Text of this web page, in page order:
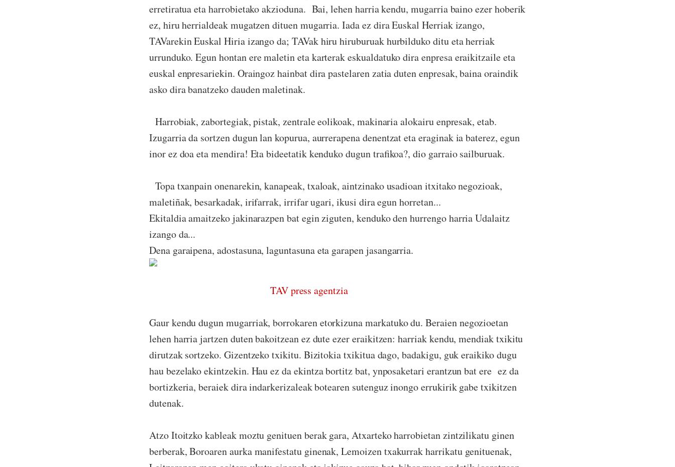
erretiratua eta harrobietako akzioduna. Bai, lehen harria kendu, mugarria baino ezer hoberik
ez, hiru herrialdeak mugatzen dituen mugarria. Iada ez dira Euskal Herriak izango,
TAVarekin Euskal Hiria izango da; TAVak hiru hiruburuak hurbilduko ditu eta herriak
urrunduko. Egun hontan ere maletin eta karterak eskualdatuko dira enpresa eraikitzaile eta
euskal enpresariekin. Oraingoz hainbat dira pastelaren zatia duten enpresak, baina oraindik
asko dira banatzeko dauden maletinak.
Harrobiak, zabortegiak, pistak, zentrale eolikoak, makinaria alokairu enpresak, etab.
Izugarria da sortzen dugun lan kopurua, aurrerapena denentzat eta eraginak ia baterez, egun
inor ez doa eta mendira! Eta bideetatik kenduko dugun trafikoa?, dio garraio sailburuak.
Topa txanpain onenarekin, kanapeak, txaloak, aintzinako usadioan itxitako negozioak,
maletiñak, besarkadak, irifarrak, irrifar ugari, ikusi dira egun horretan...
Ekitaldia amaitzeko jakinarazpen bat egin ziguten, kenduko den hurrengo harria Udalaitz
izango da...
Dena garaipena, adostasuna, laguntasuna eta garapen jasangarria.
TAV press agentzia
Gaur kendu dugun mugarriak, borrokaren etorkizuna markatuko du. Beraien negozioetan
lehen harria jartzen duten bakoitzean ez dute ezer eraikitzen: harriak kendu, mendiak txikitu
dirutzak sortzeko. Gizentzeko txikitu. Bizitokia txikitua dago, badakigu, guk eraikiko dugu
hau bezelako ekintzekin. Hau ez da ekintza bortitz bat, ynposaketari erantzun bat ere ez da
bortizkeria, beraiek dira indarkerizaleak botearen sutenguz inongo errukirik gabe txikitzen
dutenak.
Atzo Itoitzko kableak moztu genituen berak gara, Atxarteko harrobietan zintzilikatu ginen
berberak, Boroaren aurka manifestatu ginenak, Lemoizen txakurrak harrikatu genituenak,